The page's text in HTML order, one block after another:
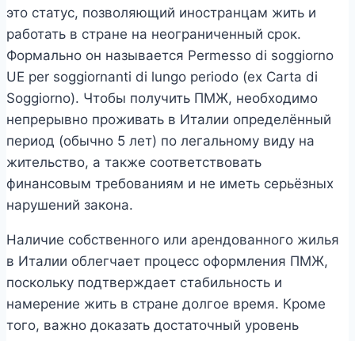
это статус, позволяющий иностранцам жить и
работать в стране на неограниченный срок.
Формально он называется Permesso di soggiorno
UE per soggiornanti di lungo periodo (ex Carta di
Soggiorno). Чтобы получить ПМЖ, необходимо
непрерывно проживать в Италии определённый
период (обычно 5 лет) по легальному виду на
жительство, а также соответствовать
финансовым требованиям и не иметь серьёзных
нарушений закона.
Наличие собственного или арендованного жилья
в Италии облегчает процесс оформления ПМЖ,
поскольку подтверждает стабильность и
намерение жить в стране долгое время. Кроме
того, важно доказать достаточный уровень